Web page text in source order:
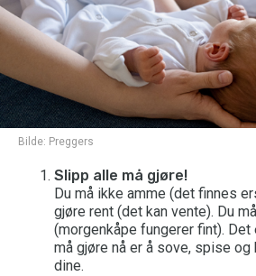
Bilde: Preggers
Slipp alle må gjøre!
Du må ikke amme (det finnes
gjøre rent (det kan vente). Du
(morgenkåpe fungerer fint).
må gjøre nå er å sove, spise og
dine.